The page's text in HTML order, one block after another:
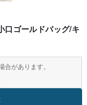
口ゴールドバッグ/キ
があります。